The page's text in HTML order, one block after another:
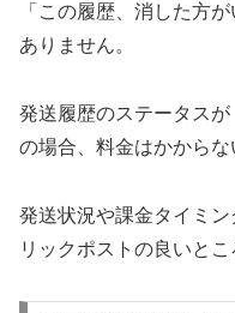
「この履歴、消した方
ありません。
発送履歴のステータス
の場合、料金はかからな
発送状況や課金タイミ
リックポストの良いとこ